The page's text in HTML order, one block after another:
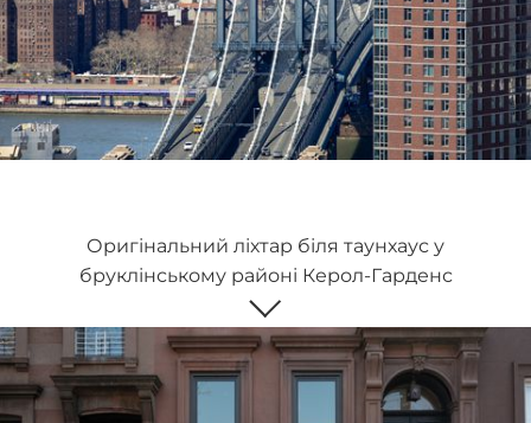
Оригінальний ліхтар біля таунхаус у
бруклінському районі Керол-Гарденс